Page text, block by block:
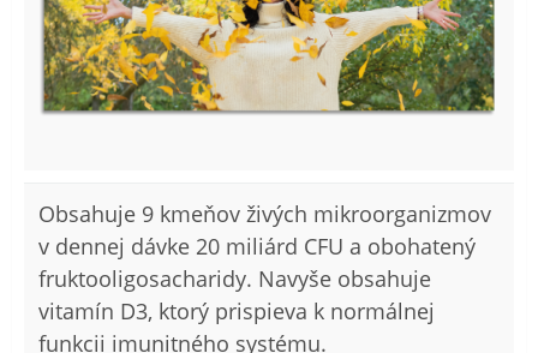
Obsahuje 9 kmeňov živých mikroorganizmov
v dennej dávke 20 miliárd CFU a obohatený
fruktooligosacharidy. Navyše obsahuje
vitamín D3, ktorý prispieva k normálnej
funkcii imunitného systému.